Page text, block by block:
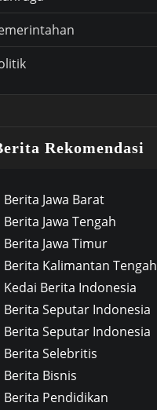
Rekomendasi
Berita Jawa Barat
Berita Jawa Tengah
Berita Jawa Timur
Berita Kalimantan Tengah
Kedai Berita Indonesia
Berita Seputar Indonesia
Berita Seputar Indonesia
Berita Selebritis
Berita Bisnis
Berita Pendidikan